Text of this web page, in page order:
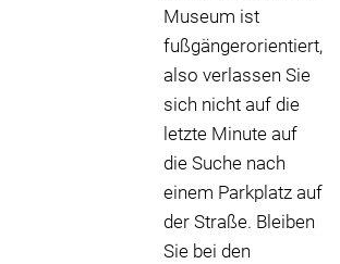
Museum ist
fußgängerorientiert,
also verlassen Sie
sich nicht auf die
letzte Minute auf
die Suche nach
einem Parkplatz auf
der Straße. Bleiben
Sie bei den